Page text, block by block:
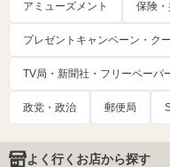
アミューズメント 保険
プレゼントキャンペーン・ク
TV局・新聞社・フリーペーパ
政党・政治 郵便局
よく行くお店から探す